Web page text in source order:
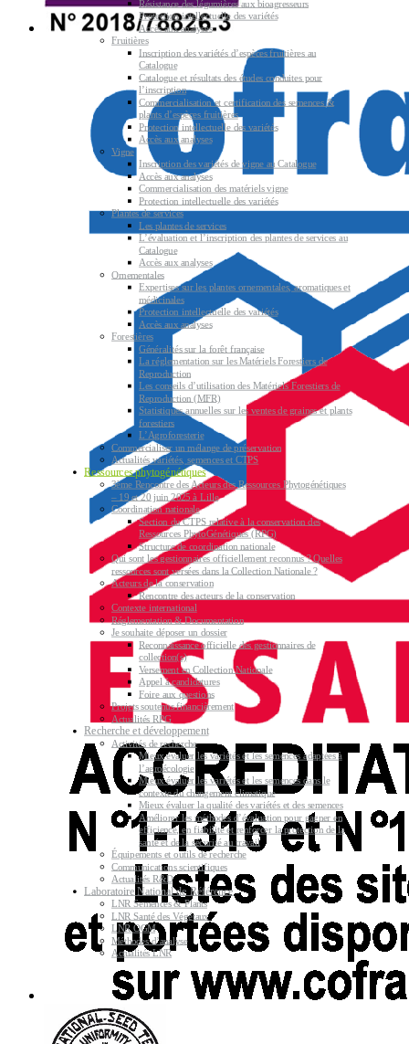
Résistance des légumières aux bioagresseurs
Protection intellectuelle des variétés
Accès aux analyses
Fruitières
Inscription des variétés d’espèces fruitières au
Catalogue
Catalogue et résultats des études conduites pour
l’inscription
Commercialisation et certification des semences &
plants d’espèces fruitières
Protection intellectuelle des variétés
Accès aux analyses
Vigne
Inscription des variétés de vigne au Catalogue
Accès aux analyses
Commercialisation des matériels vigne
Protection intellectuelle des variétés
Plantes de services
Les plantes de services
L’évaluation et l’inscription des plantes de services au
Catalogue
Accès aux analyses
Ornementales
Expertises sur les plantes ornementales, aromatiques et
médicinales
Protection intellectuelle des variétés
Accès aux analyses
Forestières
Généralités sur la forêt française
La réglementation sur les Matériels Forestiers de
Reproduction
Les conseils d’utilisation des Matériels Forestiers de
Reproduction (MFR)
Statistiques annuelles sur les ventes de graines et plants
forestiers
L’Agroforesterie
Commercialiser un mélange de préservation
Actualités variétés, semences et CTPS
Ressources phytogénétiques
3ème Rencontre des Acteurs des Ressources Phytogénétiques
– 19 et 20 juin 2025 à Lille
Coordination nationale
Section du CTPS relative à la conservation des
Ressources PhytoGénétiques (RPG)
Structure de coordination nationale
Qui sont les gestionnaires officiellement reconnus ? Quelles
ressources sont versées dans la Collection Nationale ?
Acteurs de la conservation
Rencontre des acteurs de la conservation
Contexte international
Réglementation & Documentation
Je souhaite déposer un dossier
Reconnaissance officielle des gestionnaires de
collection(s)
Versement en Collection Nationale
Appel à candidatures
Foire aux questions
Projets soutenus financièrement
Actualités RPG
Recherche et développement
Activités de recherche
Mieux évaluer les variétés et les semences adaptées à
l’agroécologie
Mieux évaluer les variétés et les semences dans le
contexte du changement climatique
Mieux évaluer la qualité des variétés et des semences
Améliorer les méthodes d’évaluation pour gagner en
efficience, en fiabilité et renforcer la protection de la
santé et de la sécurité au travail
Équipements et outils de recherche
Communications scientifiques
Actualités R&D
Laboratoire National de Référence
LNR Semences & Plants
LNR Santé des Végétaux
LNR OGM
Méthodes d’analyse
Actualités LNR